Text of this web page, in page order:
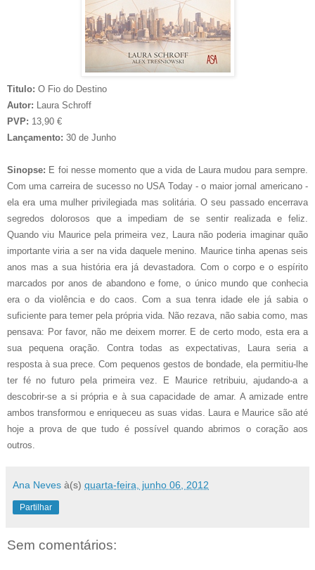
Titulo: O Fio do Destino
Autor:
Laura Schroff
PVP: 13,90 €
Lançamento: 30 de Junho
Sinopse: E foi nesse momento que a vida de Laura mudou para sempre.
Com uma carreira de sucesso no USA Today - o maior jornal americano -
ela era uma mulher privilegiada mas solitária. O seu passado encerrava
segredos dolorosos que a impediam de se sentir realizada e feliz.
Quando viu Maurice pela primeira vez, Laura não poderia imaginar quão
importante viria a ser na vida daquele menino. Maurice tinha apenas seis
anos mas a sua história era já devastadora. Com o corpo e o espírito
marcados por anos de abandono e fome, o único mundo que conhecia
era o da violência e do caos. Com a sua tenra idade ele já sabia o
suficiente para temer pela própria vida. Não rezava, não sabia como, mas
pensava: Por favor, não me deixem morrer. E de certo modo, esta era a
sua pequena oração. Contra todas as expectativas, Laura seria a
resposta à sua prece. Com pequenos gestos de bondade, ela permitiu-lhe
ter fé no futuro pela primeira vez. E Maurice retribuiu, ajudando-a a
descobrir-se a si própria e à sua capacidade de amar. A amizade entre
ambos transformou e enriqueceu as suas vidas. Laura e Maurice são até
hoje a prova de que tudo é possível quando abrimos o coração aos
outros.
Ana Neves à(s) quarta-feira, junho 06, 2012
Partilhar
Sem comentários: